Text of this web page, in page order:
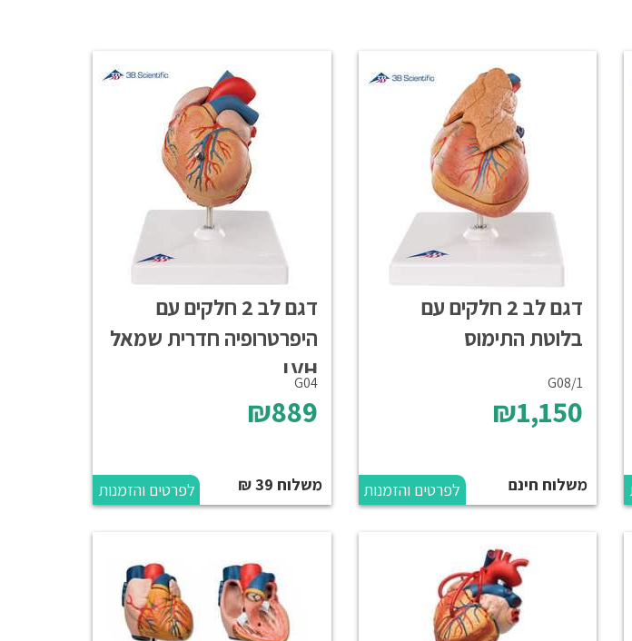
דגם לב 2 חלקים עם
בלוטת התימוס
G08/1
₪1,150
משלוח חינם לפרטים והזמנות
דגם לב 2 חלקים עם
היפרטרופיה חדרית שמאל
LVH
G04
₪889
משלוח 39 ₪ לפרטים והזמנות